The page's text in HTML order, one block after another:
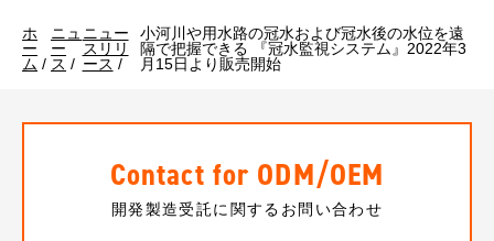
ホ
ー
ム /
ニュ
ー
ス /
ニュー
スリリ
ース /
小河川や用水路の冠水および冠水後の水位を遠
隔で把握できる 『冠水監視システム』2022年3
月15日より販売開始
Contact for ODM/OEM
開発製造受託に関するお問い合わせ